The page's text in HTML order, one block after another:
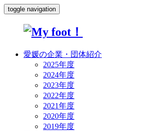
toggle navigation
愛媛の企業・団体紹介
2025年度
2024年度
2023年度
2022年度
2021年度
2020年度
2019年度